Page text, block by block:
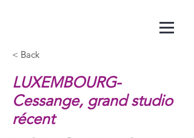
< Back
LUXEMBOURG-
Cessange, grand studio
récent